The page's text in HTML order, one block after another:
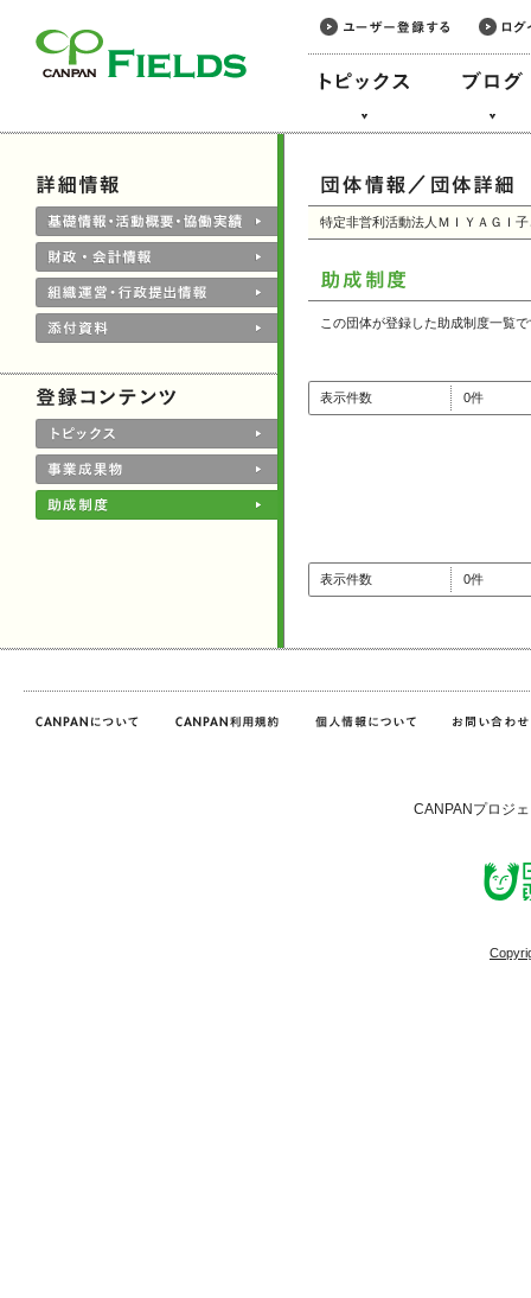
特定非営利活動法人ＭＩＹＡＧＩ
この団体が登録した助成制度一覧
表示件数 0件
表示件数 0件
CANPANプロジ